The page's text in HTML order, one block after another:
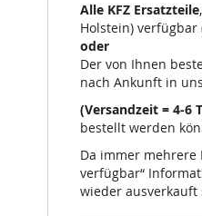
Alle KFZ Ersatzteile
Holstein) verfügbar
oder
Der von Ihnen
nach Ankunft in
(Versandzeit = 4-6
bestellt werden
Da immer
verfügbar“
wieder ausverkauft